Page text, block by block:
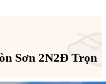
Sơn 2N2Đ Trọn